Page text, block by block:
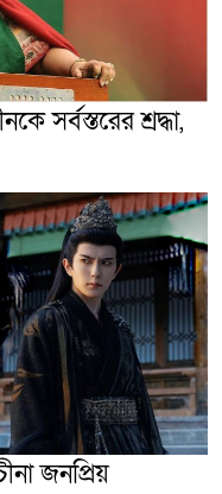
সর্বস্তরের শ্রদ্ধা,
জনপ্রিয়